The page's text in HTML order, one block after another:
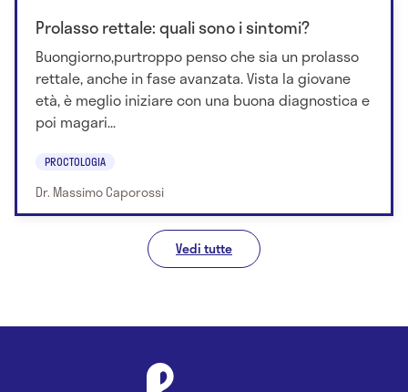
Prolasso rettale: quali sono i sintomi?
Buongiorno,purtroppo penso che sia un prolasso
rettale, anche in fase avanzata. Vista la giovane
età, è meglio iniziare con una buona diagnostica e
poi magari...
PROCTOLOGIA
Dr. Massimo Caporossi
Vedi tutte